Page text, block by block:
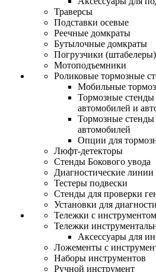
Траверсы
Подставки осевые
Реечные домкраты
Бутылочные домкраты
Погрузчики (штабелеры)
Мотоподъемники
Роликовые тормозные
Мобильные
Тормозные стенды
автомобилей и
Тормозные стенды
автомобилей
Опции для
Люфт-детекторы
Стенды Бокового увода
Диагностические линии
Тестеры подвески
Стенды для проверки
Установки для
Тележки с инструментом
Тележки
Аксессуары для
Ложементы с
Наборы инструментов
Ручной инструмент